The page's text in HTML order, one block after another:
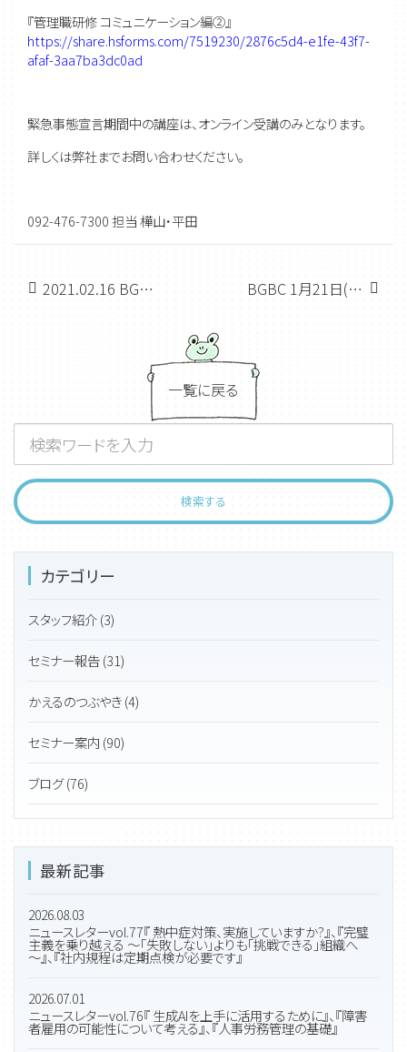
『管理職研修 コミュニケーション編②』
https://share.hsforms.com/7519230/2876c5d4-e1fe-43f7-
afaf-3aa7ba3dc0ad
緊急事態宣言期間中の講座は、オンライン受講のみとなります。
詳しくは弊社までお問い合わせください。
092-476-7300 担当 樺山・平田
2021.02.16 BGBC『決算書の読み方』開催します。 BGBC 1月21日(木)『ロジカルシンキング②』開講延期のお知らせ
一覧に戻る
カテゴリー
スタッフ紹介 (3)
セミナー報告 (31)
かえるのつぶやき (4)
セミナー案内 (90)
ブログ (76)
最新記事
2026.08.03
ニュースレターvol.77『 熱中症対策、実施していますか?』、『完璧
主義を乗り越える ～「失敗しない」よりも「挑戦できる」組織へ
～』、『社内規程は定期点検が必要です』
2026.07.01
ニュースレターvol.76『 生成AIを上手に活用するために』、『障害
者雇用の可能性について考える』、『人事労務管理の基礎』